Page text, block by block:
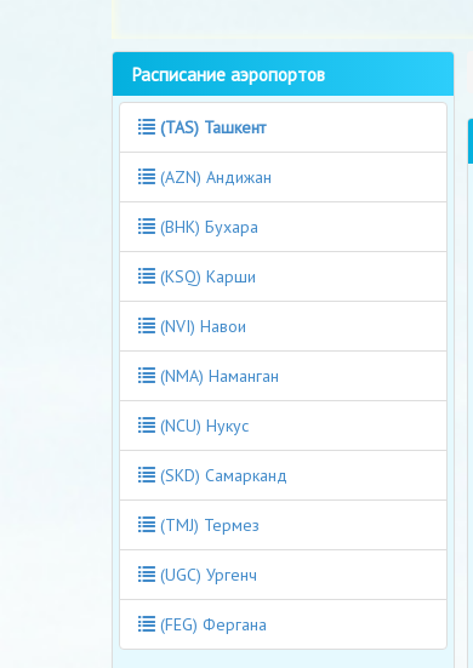
Расписание аэропортов
(TAS) Ташкент
(AZN) Андижан
(BHK) Бухара
(KSQ) Карши
(NVI) Навои
(NMA) Наманган
(NCU) Нукус
(SKD) Самарканд
(TMJ) Термез
(UGC) Ургенч
(FEG) Фергана